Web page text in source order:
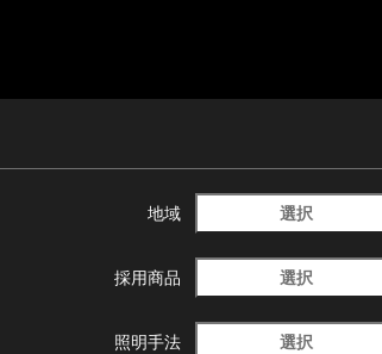
地域 選択
採用商品 選択
照明手法 選択